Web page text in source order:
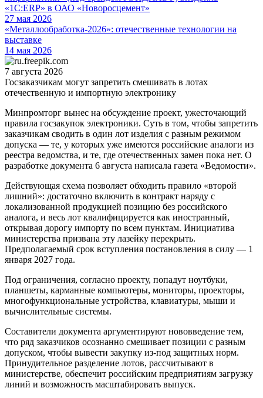
«1С:ERP» в ОАО «Новоросцемент»
27 мая 2026
«Металлообработка-2026»: отечественные технологии на
выставке
14 мая 2026
7 августа 2026
Госзаказчикам могут запретить смешивать в лотах
отечественную и импортную электронику
Минпромторг вынес на обсуждение проект, ужесточающий
правила госзакупок электроники. Суть в том, чтобы запретить
заказчикам сводить в один лот изделия с разным режимом
допуска — те, у которых уже имеются российские аналоги из
реестра ведомства, и те, где отечественных замен пока нет. О
разработке документа 6 августа написала газета «Ведомости».
Действующая схема позволяет обходить правило «второй
лишний»: достаточно включить в контракт наряду с
локализованной продукцией позицию без российского
аналога, и весь лот квалифицируется как иностранный,
открывая дорогу импорту по всем пунктам. Инициатива
министерства призвана эту лазейку перекрыть.
Предполагаемый срок вступления постановления в силу — 1
января 2027 года.
Под ограничения, согласно проекту, попадут ноутбуки,
планшеты, карманные компьютеры, мониторы, проекторы,
многофункциональные устройства, клавиатуры, мыши и
вычислительные системы.
Составители документа аргументируют нововведение тем,
что ряд заказчиков осознанно смешивает позиции с разным
допуском, чтобы вывести закупку из-под защитных норм.
Принудительное разделение лотов, рассчитывают в
министерстве, обеспечит российским предприятиям загрузку
линий и возможность масштабировать выпуск.